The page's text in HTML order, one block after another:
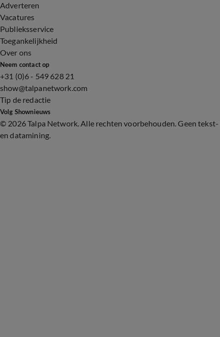
Adverteren
Vacatures
Publieksservice
Toegankelijkheid
Over ons
Neem contact op
+31 (0)6 - 549 628 21
show@talpanetwork.com
Tip de redactie
Volg Shownieuws
© 2026 Talpa Network. Alle rechten voorbehouden. Geen tekst-
en datamining.